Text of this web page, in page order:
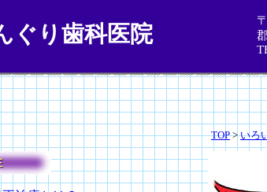
ぐり歯科医院
TOP>いろ